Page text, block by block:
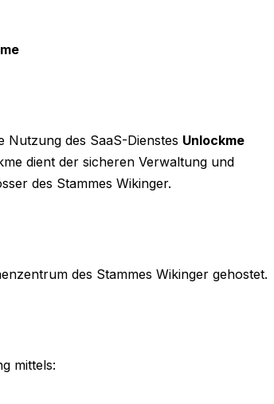
Nutzung des SaaS-Dienstes Unlockme
dient der sicheren Verwaltung und
des Stammes Wikinger.
des Stammes Wikinger gehostet.
mittels: